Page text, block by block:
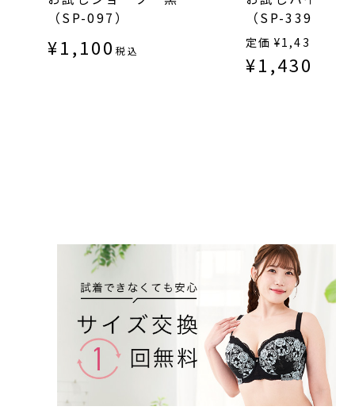
（SP-097）
¥1,100 税込
（SP-339）
定価 ¥1,430
¥1,430